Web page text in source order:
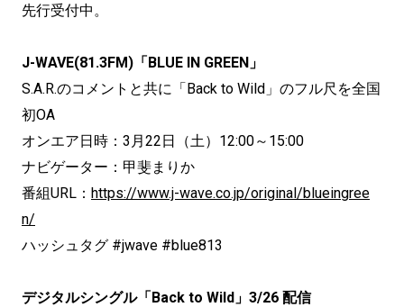
先行受付中。
J-WAVE(81.3FM)「BLUE IN GREEN」
S.A.R.のコメントと共に「Back to Wild」のフル尺を全国
初OA
オンエア日時：3月22日（土）12:00～15:00
ナビゲーター：甲斐まりか
番組URL： https://www.j-wave.co.jp/original/blueingree
n/
ハッシュタグ #jwave #blue813
デジタルシングル「Back to Wild」3/26 配信